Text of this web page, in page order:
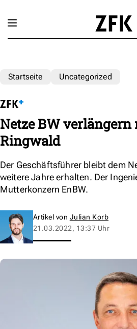
Startseite Uncategorized
Netze BW verlängern
Ringwald
Der Geschäftsführer bleibt dem
weitere Jahre erhalten. Der
Mutterkonzern EnBW.
Artikel von Julian Korb
21.03.2022, 13:37 Uhr